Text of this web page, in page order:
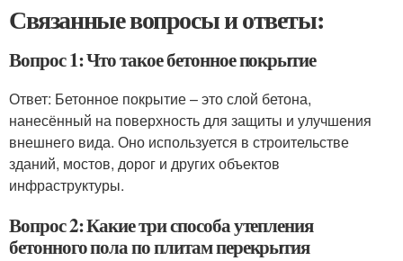
Связанные вопросы и ответы:
Вопрос 1: Что такое бетонное покрытие
Ответ: Бетонное покрытие – это слой бетона,
нанесённый на поверхность для защиты и улучшения
внешнего вида. Оно используется в строительстве
зданий, мостов, дорог и других объектов
инфраструктуры.
Вопрос 2: Какие три способа утепления
бетонного пола по плитам перекрытия